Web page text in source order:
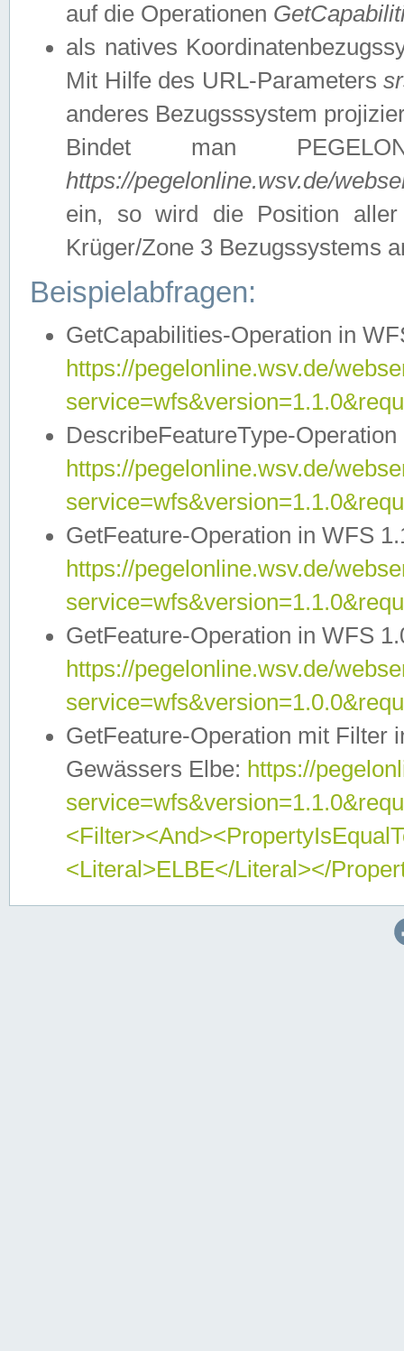
auf die Operationen
als natives
Mit Hilfe des URL-Parameters
anderes Bezugsssystem
Bindet man
https://pegelonline.wsv.de/
ein, so wird die Position
Krüger/Zone 3 Bezugssystems
Beispielabfragen:
GetCapabilities-Operation in
https://pegelonline.wsv.de/
DescribeFeatureType-
https://pegelonline.wsv.de/
GetFeature-Operation in WFS
https://pegelonline.wsv.de/
GetFeature-Operation in WFS
https://pegelonline.wsv.de/
GetFeature-Operation mit Filter
Gewässers Elbe: https://
<Literal>ELBE</Literal></